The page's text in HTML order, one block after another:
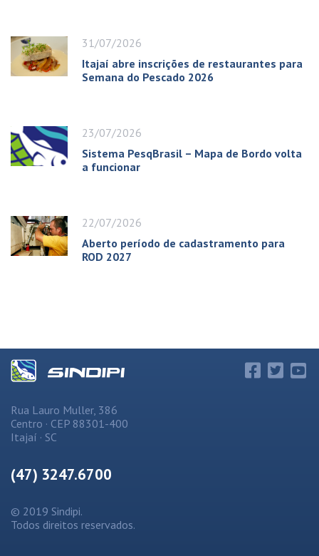
31/07/2026
Itajaí abre inscrições de restaurantes para
Semana do Pescado 2026
23/07/2026
Sistema PesqBrasil – Mapa de Bordo volta
a funcionar
22/07/2026
Aberto período de cadastramento para
ROD 2027
Rua Lauro Muller, 386
Centro · CEP 88301-400
Itajaí · SC
(47) 3247.6700
© 2019 Sindipi.
Todos direitos reservados.